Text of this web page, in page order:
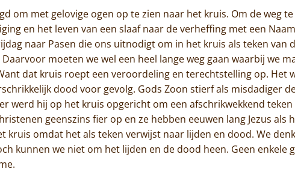
om met gelovige ogen op te zien naar het kruis. Om de weg
en het leven van een slaaf naar de verheffing met een
naar Pasen die ons uitnodigt om in het kruis als teken
moeten we wel een heel lange weg gaan waarbij we
dat kruis roept een veroordeling en terechtstelling op. Het
dood voor gevolg. Gods Zoon stierf als misdadiger
werd hij op het kruis opgericht om een afschrikwekkend
geenszins fier op en ze hebben eeuwen lang Jezus als
kruis omdat het als teken verwijst naar lijden en dood. We
kunnen we niet om het lijden en de dood heen. Geen enkele